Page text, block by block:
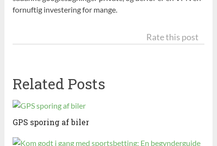
fornuftig investering for mange.
Rate this post
Related Posts
GPS sporing af biler